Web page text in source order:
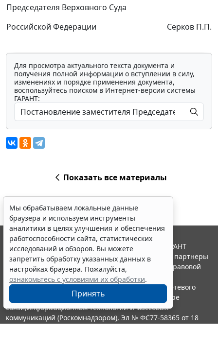
Председателя Верховного Суда
Российской Федерации
Серков П.П.
Для просмотра актуального текста документа и
получения полной информации о вступлении в силу,
изменениях и порядке применения документа,
воспользуйтесь поиском в Интернет-версии системы
ГАРАНТ:
Показать все материалы
Мы обрабатываем локальные данные
браузера и используем инструменты
аналитики в целях улучшения и обеспечения
работоспособности сайта, статистических
исследований и обзоров. Вы можете
запретить обработку указанных данных в
настройках браузера. Пожалуйста,
ознакомьтесь с условиями их обработки.
Принять
© ООО "НПП "ГАРАНТ-СЕРВИС", 2026. Система ГАРАНТ
выпускается с 1990 года. Компания "Гарант" и ее партнеры
являются участниками Российской ассоциации правовой
информации ГАРАНТ.
Портал ГАРАНТ.РУ зарегистрирован в качестве сетевого
издания Федеральной службой по надзору в сфере
связи,информационных технологий и массовых
коммуникаций (Роскомнадзором), Эл № ФС77-58365 от 18